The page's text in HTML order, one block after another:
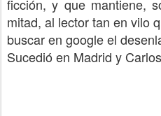
ficción, y que mantiene,
mitad, al lector tan en vilo
buscar en google el
Sucedió en Madrid y